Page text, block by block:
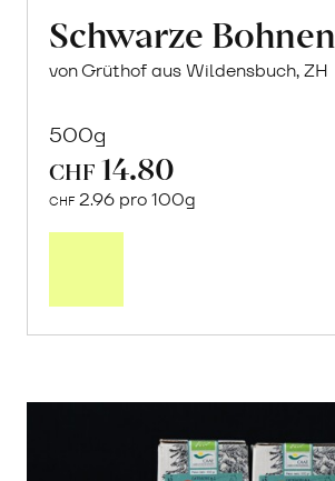
Schwarze Bohnen
von Grüthof aus Wildensbuch, ZH
500g
CHF 14.80
CHF 2.96 pro 100g